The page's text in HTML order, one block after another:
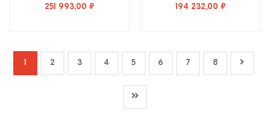
251 993,00 ₽
194 232,00 ₽
1 2 3 4 5 6 7 8